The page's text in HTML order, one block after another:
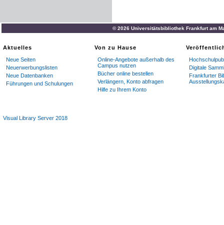
© 2026 Universitätsbibliothek Frankfurt am
Aktuelles
Neue Seiten
Neuerwerbungslisten
Neue Datenbanken
Führungen und Schulungen
Von zu Hause
Online-Angebote außerhalb des
Campus nutzen
Bücher online bestellen
Verlängern, Konto abfragen
Hilfe zu Ihrem Konto
Digitale
Frankfurter
Visual Library Server 2018